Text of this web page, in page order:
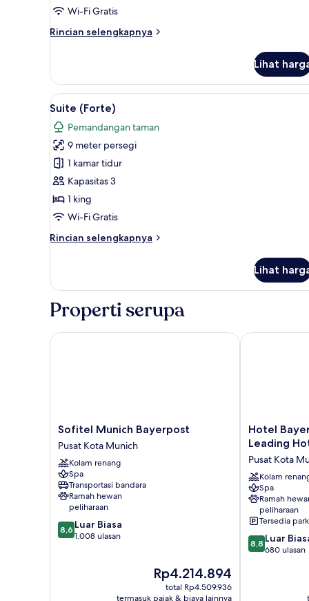
Wi-Fi Gratis
Rincian selengkapnya
Rincian
Suite
(Lord
Forte)
Lihat
Lihat
semua
foto
untuk
Suite
(Forte)
Suite (Forte) | Seprai
6
Suite (Forte)
Pemandangan taman
9 meter persegi
1 kamar tidur
Kapasitas 3
1 king
Wi-Fi Gratis
Rincian selengkapnya
Rincian
Suite
Lihat
Properti serupa
Sofitel
Munich
Bayerpost
Pusat
Kota
Munich
Sofitel Munich Bayerpost
Pusat Kota Munich
Kolam renang
Spa
Transportasi bandara
Ramah hewan
peliharaan
8.6
dari
8,6 Luar Biasa
1.008 ulasan
Harga
sekarang
Rp4.214.894
Rp4.214.894
total Rp4.509.936
termasuk pajak & biaya lainnya
Sofitel Munich Bayerpost
Hotel
Bayerischer
-
The
Leading
Hotels
of
the
World
Pusat
Hotel
Leading
Pusat Kota
Kolam
Spa
Ramah
peliharaan
Tersedia
8.8
dari
8,8 Luar
680 ulasan
Hotel